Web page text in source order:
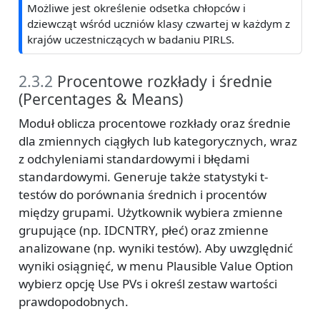
Możliwe jest określenie odsetka chłopców i
dziewcząt wśród uczniów klasy czwartej w każdym z
krajów uczestniczących w badaniu PIRLS.
2.3.2 Procentowe rozkłady i średnie
(Percentages & Means)
Moduł oblicza procentowe rozkłady oraz średnie
dla zmiennych ciągłych lub kategorycznych, wraz
z odchyleniami standardowymi i błędami
standardowymi. Generuje także statystyki t-
testów do porównania średnich i procentów
między grupami. Użytkownik wybiera zmienne
grupujące (np. IDCNTRY, płeć) oraz zmienne
analizowane (np. wyniki testów). Aby uwzględnić
wyniki osiągnięć, w menu Plausible Value Option
wybierz opcję Use PVs i określ zestaw wartości
prawdopodobnych.